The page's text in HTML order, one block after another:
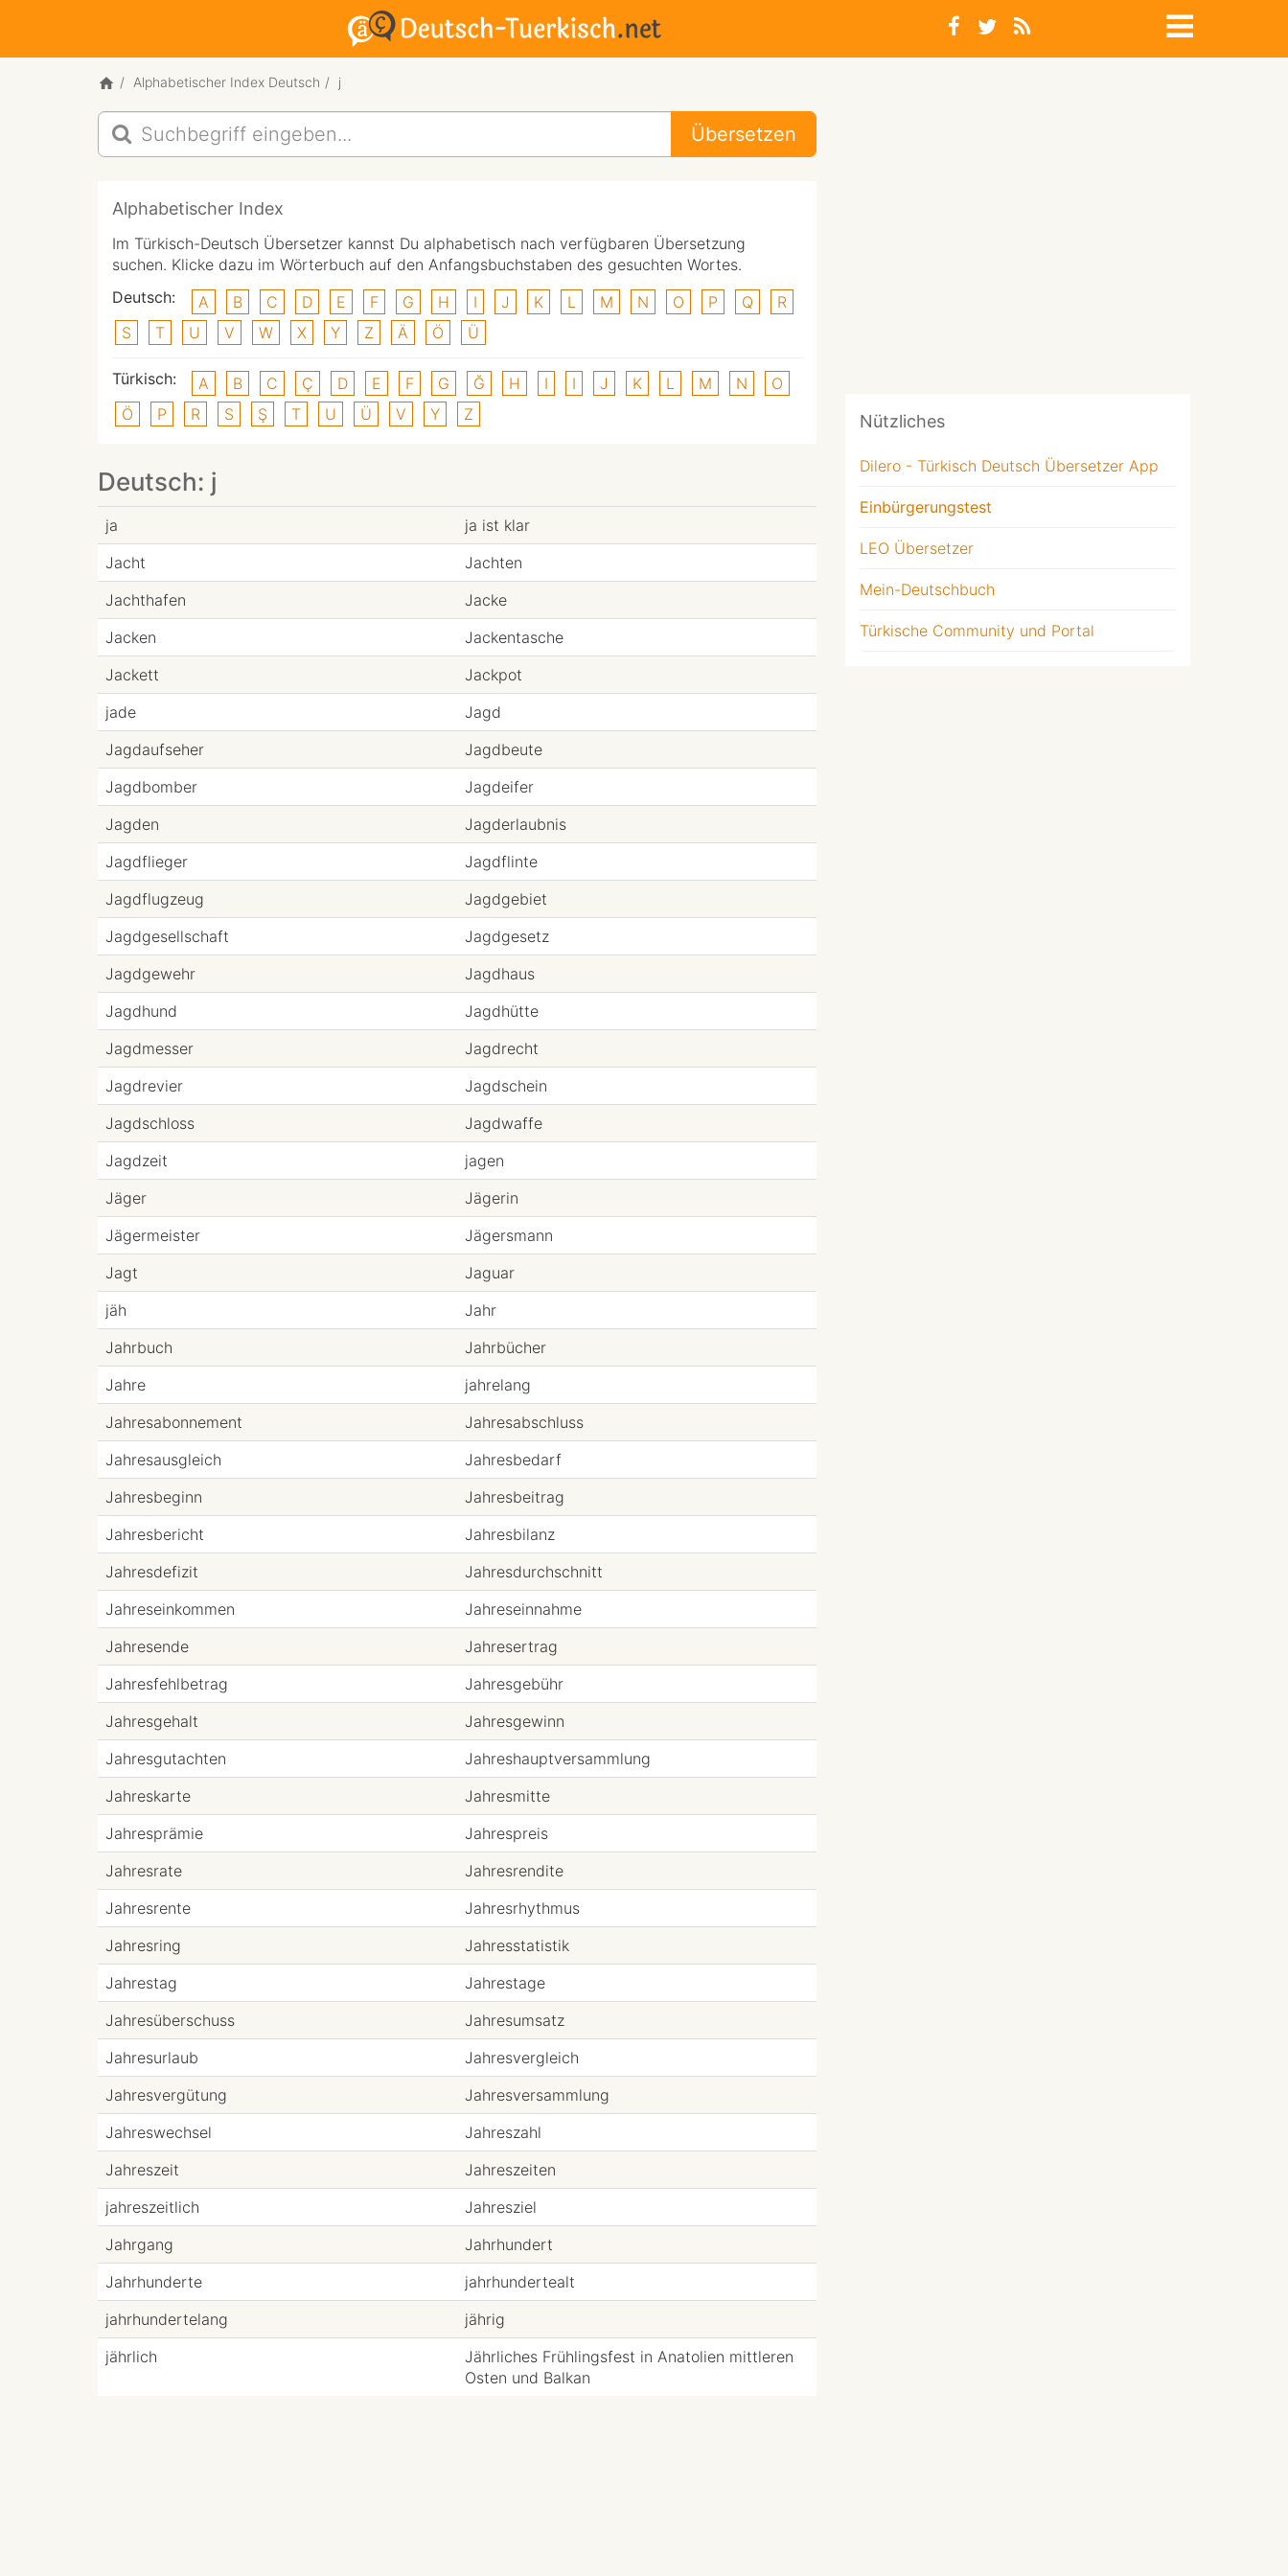
Alphabetischer Index Deutsch j
Übersetzen
Alphabetischer Index
Im Türkisch-Deutsch Übersetzer kannst Du alphabetisch nach verfügbaren Übersetzung
suchen. Klicke dazu im Wörterbuch auf den Anfangsbuchstaben des gesuchten Wortes.
Deutsch:
A B C D E F G H I J K L M N O P Q
R
S
T U V W X Y Z Ä Ö Ü
Türkisch: A B C Ç D E F G Ğ H I I J K L M N
O
Ö
P R S Ş T U Ü V Y Z
Deutsch: j
ja
ja ist klar
Jacht
Jachten
Jachthafen
Jacke
Jacken
Jackentasche
Jackett
Jackpot
jade
Jagd
Jagdaufseher
Jagdbeute
Jagdbomber
Jagdeifer
Jagden
Jagderlaubnis
Jagdflieger
Jagdflinte
Jagdflugzeug
Jagdgebiet
Jagdgesellschaft
Jagdgesetz
Jagdgewehr
Jagdhaus
Jagdhund
Jagdhütte
Jagdmesser
Jagdrecht
Jagdrevier
Jagdschein
Jagdschloss
Jagdwaffe
Jagdzeit
jagen
Jäger
Jägerin
Jägermeister
Jägersmann
Jagt
Jaguar
jäh
Jahr
Jahrbuch
Jahrbücher
Jahre
jahrelang
Jahresabonnement
Jahresabschluss
Jahresausgleich
Jahresbedarf
Jahresbeginn
Jahresbeitrag
Jahresbericht
Jahresbilanz
Jahresdefizit
Jahresdurchschnitt
Jahreseinkommen
Jahreseinnahme
Jahresende
Jahresertrag
Jahresfehlbetrag
Jahresgebühr
Jahresgehalt
Jahresgewinn
Jahresgutachten
Jahreshauptversammlung
Jahreskarte
Jahresmitte
Jahresprämie
Jahrespreis
Jahresrate
Jahresrendite
Jahresrente
Jahresrhythmus
Jahresring
Jahresstatistik
Jahrestag
Jahrestage
Jahresüberschuss
Jahresumsatz
Jahresurlaub
Jahresvergleich
Jahresvergütung
Jahresversammlung
Jahreswechsel
Jahreszahl
Jahreszeit
Jahreszeiten
jahreszeitlich
Jahresziel
Jahrgang
Jahrhundert
Jahrhunderte
jahrhundertealt
jahrhundertelang
jährig
jährlich
Jährliches Frühlingsfest in Anatolien mittleren
Osten und Balkan
Nützliches
Dilero - Türkisch Deutsch Übersetzer App
Einbürgerungstest
LEO Übersetzer
Mein-Deutschbuch
Türkische Community und Portal